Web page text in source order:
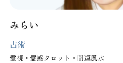
みらい
占術
霊視・霊感タロット・開運風水